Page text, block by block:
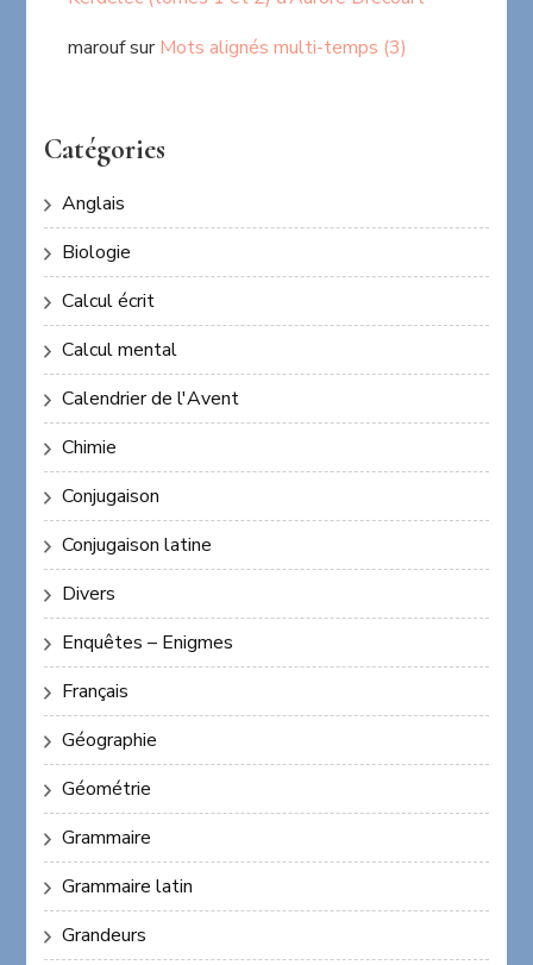
maroufsurMots alignés multi-temps (3)
Catégories
Anglais
Biologie
Calcul écrit
Calcul mental
Calendrier de l'Avent
Chimie
Conjugaison
Conjugaison latine
Divers
Enquêtes – Enigmes
Français
Géographie
Géométrie
Grammaire
Grammaire latin
Grandeurs